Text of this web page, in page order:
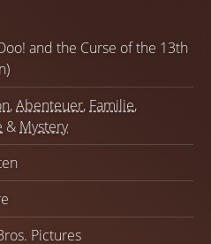
and the Curse of the 13th
,Abenteuer, Familie,
& Mystery
Pictures